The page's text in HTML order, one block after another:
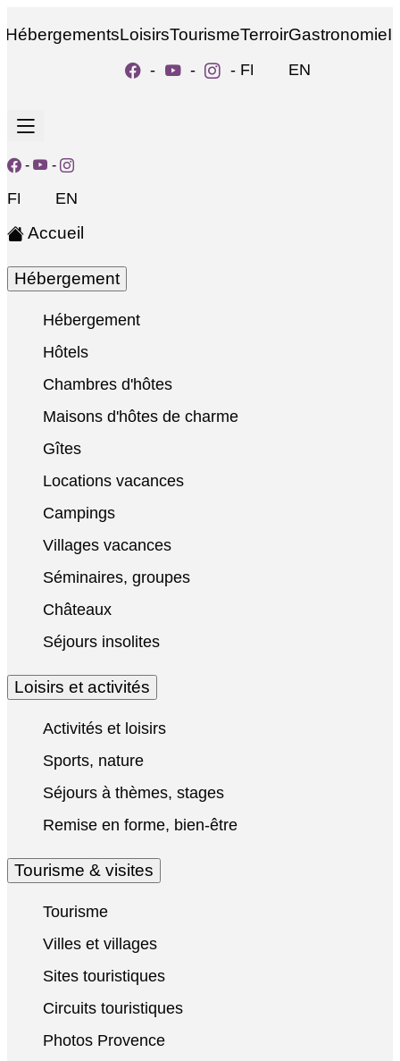
HébergementsLoisirsTourismeTerroirGastronomie
- - - FR EN
- -
FR EN
Accueil
Hébergement
Hébergement
Hôtels
Chambres d'hôtes
Maisons d'hôtes de charme
Gîtes
Locations vacances
Campings
Villages vacances
Séminaires, groupes
Châteaux
Séjours insolites
Loisirs et activités
Activités et loisirs
Sports, nature
Séjours à thèmes, stages
Remise en forme, bien-être
Tourisme & visites
Tourisme
Villes et villages
Sites touristiques
Circuits touristiques
Photos Provence